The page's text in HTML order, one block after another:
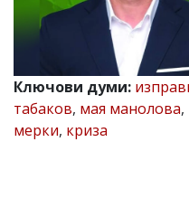
Главен
редактор:
email:
office@flagman.bg
Коментарите
Ключови думи:
табаков, мая манолова,
мерки, криза